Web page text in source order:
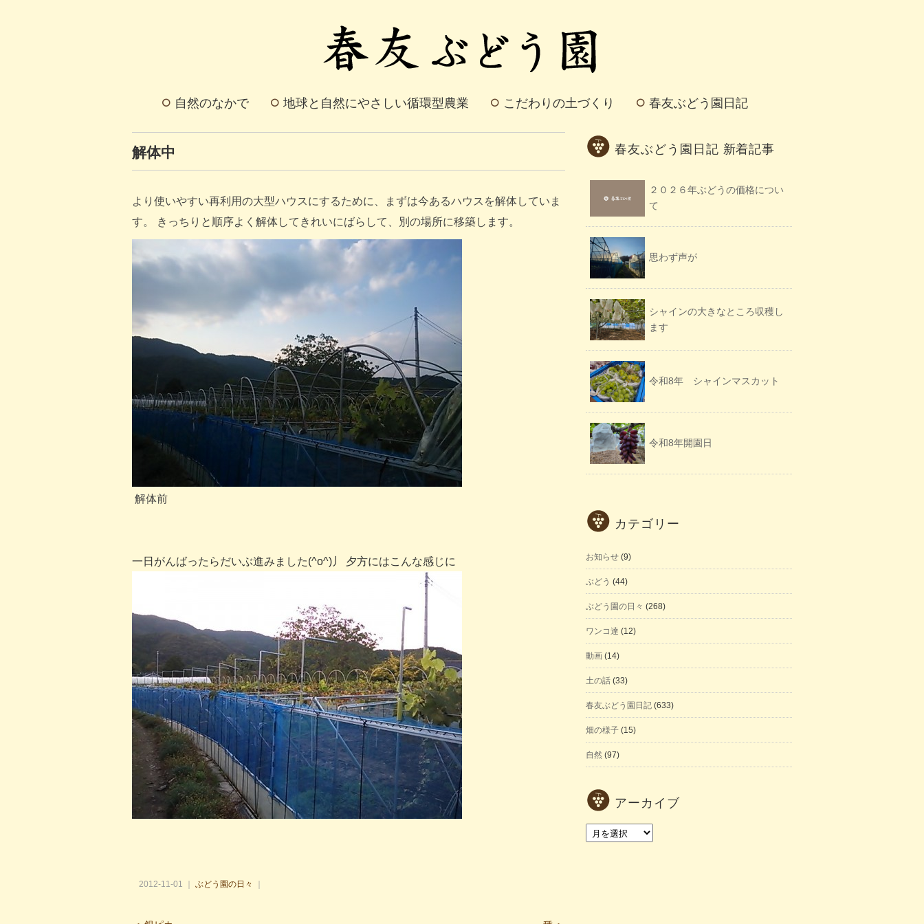
自然のなかで 地球と自然にやさしい循環型農業 こだわりの土づくり 春友ぶどう園日記
解体中
より使いやすい再利用の大型ハウスにするために、まずは今あるハウスを解体していま
す。 きっちりと順序よく解体してきれいにばらして、別の場所に移築します。
解体前
一日がんばったらだいぶ進みました(^o^)丿 夕方にはこんな感じに
2012-11-01 ｜ ぶどう園の日々
春友ぶどう園日記 新着記事
２０２６年ぶどうの価格につい
て
思わず声が
シャインの大きなところ収穫し
ます
令和8年 シャインマスカット
令和8年開園日
カテゴリー
お知らせ (9)
ぶどう (44)
ぶどう園の日々 (268)
ワンコ達 (12)
動画 (14)
土の話 (33)
春友ぶどう園日記 (633)
畑の様子 (15)
自然 (97)
アーカイブ
ア